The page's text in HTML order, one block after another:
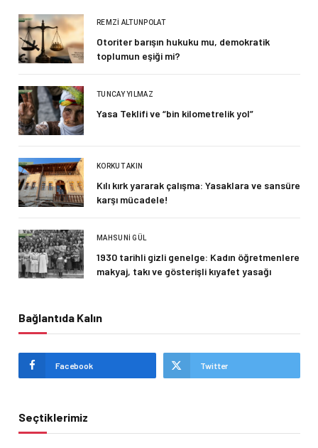
REMZI ALTUNPOLAT
Otoriter barışın hukuku mu, demokratik
toplumun eşiği mi?
TUNCAY YILMAZ
Yasa Teklifi ve “bin kilometrelik yol”
KORKUT AKIN
Kılı kırk yararak çalışma: Yasaklara ve sansüre
karşı mücadele!
MAHSUNI GÜL
1930 tarihli gizli genelge: Kadın öğretmenlere
makyaj, takı ve gösterişli kıyafet yasağı
Bağlantıda Kalın
Facebook Twitter
Seçtiklerimiz